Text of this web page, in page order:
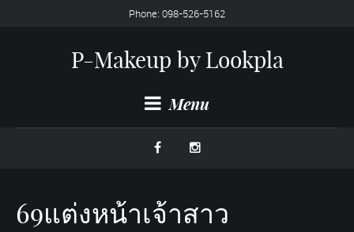
Phone: 098-526-5162
P-Makeup by Lookpla
Menu
69แต่งหน้าเจ้าสาว